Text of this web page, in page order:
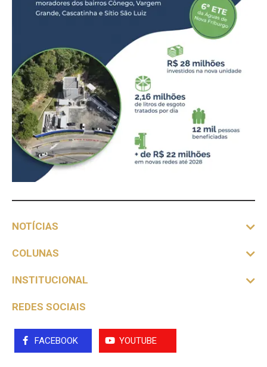
NOTÍCIAS
COLUNAS
INSTITUCIONAL
REDES SOCIAIS
FACEBOOK YOUTUBE